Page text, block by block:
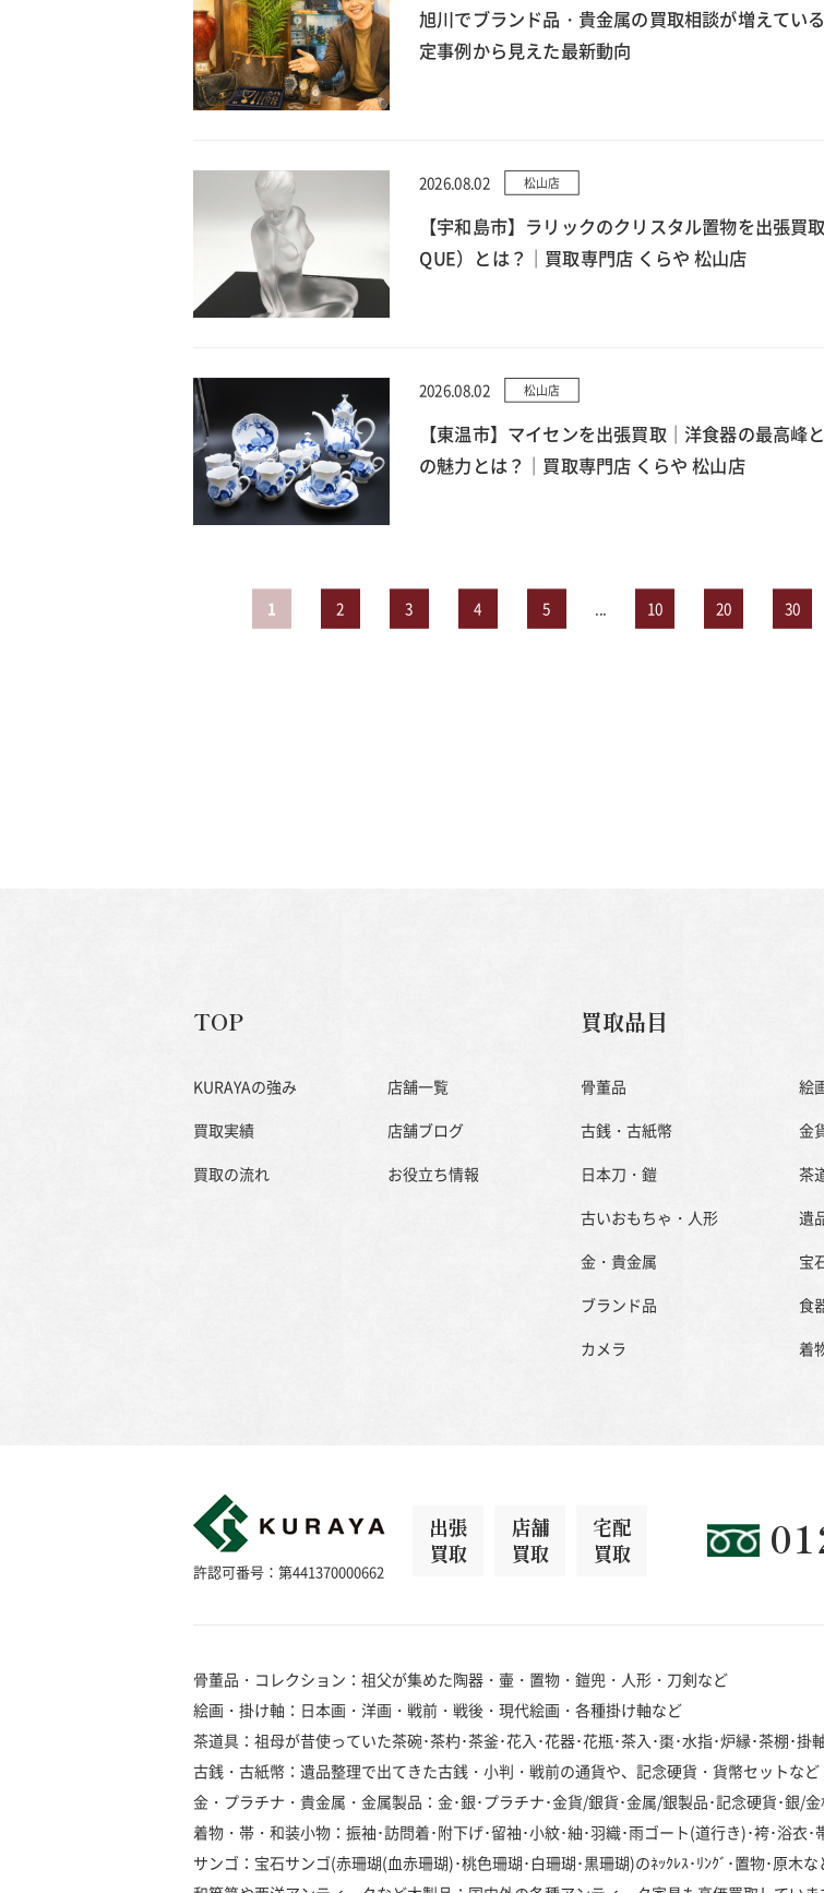
旭川でブランド品・貴金属の買取相談が増えて
定事例から見えた最新動向
2026.08.02 松山店
【宇和島市】ラリックのクリスタル置物を出張買
QUE）とは？｜買取専門店 くらや 松山店
2026.08.02 松山店
【東温市】マイセンを出張買取｜洋食器の最高峰
の魅力とは？｜買取専門店 くらや 松山店
1 2 3 4 5 10 20 30
TOP
KURAYAの強み
買取実績
買取の流れ
店舗一覧
店舗ブログ
お役立ち情報
買取品目
骨董品 絵
古銭・古紙幣
金
日本刀・鎧
茶
古いおもちゃ・人形
遺
金・貴金属
宝
ブランド品
食
カメラ
着
許認可番号：第441370000662
出張
買取
店舗
買取
宅配
買取
骨董品・コレクション：祖父が集めた陶器・壷・置物・鎧兜・人形・刀剣など
絵画・掛け軸：日本画・洋画・戦前・戦後・現代絵画・各種掛け軸など
茶道具：祖母が昔使っていた茶碗･茶杓･茶釜･花入･花器･花瓶･茶入･棗･水指･炉縁･茶棚･掛
古銭・古紙幣：遺品整理で出てきた古銭・小判・戦前の通貨や、記念硬貨・貨幣セットなど
金・プラチナ・貴金属・金属製品：金･銀･プラチナ･金貨/銀貨･金属/銀製品･記念硬貨･銀/
着物・帯・和装小物：振袖･訪問着･附下げ･留袖･小紋･紬･羽織･雨ゴート(道行き)･袴･浴衣･
サンゴ：宝石サンゴ(赤珊瑚(血赤珊瑚)･桃色珊瑚･白珊瑚･黒珊瑚)のﾈｯｸﾚｽ･ﾘﾝｸﾞ･置物･原木な